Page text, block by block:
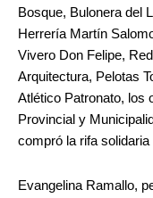
Bosque, Bulonera del
Herrería Martín
Vivero Don Felipe,
Arquitectura, Pelotas
Atlético Patronato, los
Provincial y
compró la rifa
Evangelina Ramallo,